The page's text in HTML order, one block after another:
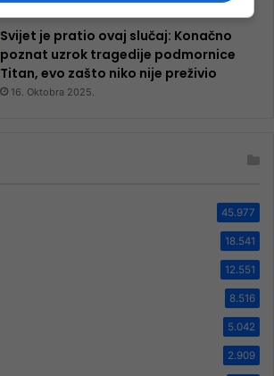
Svijet je pratio ovaj slučaj: Konačno
poznat uzrok tragedije podmornice
Titan, evo zašto niko nije preživio
16. Oktobra 2025.
45.977
18.541
12.551
8.516
5.042
2.909